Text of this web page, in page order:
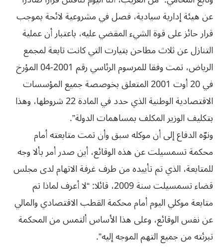
عن هيئة إدارية سيادية، فصل في مشروعية لائحة بموجب
قرار حائز على قوة الشيء المقضي عليه، باعتبار أن عملية
التنازل عن ثلاث مطاحن بتيارت التي كانت تابعة لمجمع
الرياض، تمت وفقا للمرسوم الرئاسي رقم 2001-04 المؤرخ
في 20 أوت 2001 المتعلق بخوصصة جميع المؤسسات
الاقتصادية الوطنية الذي حدد في المادة 22 شروطها، وهذا
بتكليف الوزير المكلف بمساهمات الدولة”.
ونوّه الدفاع إلى أن موكله سبق وأن تمت متابعته أمام
محكمة تسمسيلت عن هذه الوقائع، أين صدر أمر بألا وجه
للمتابعة، الذي تم تأييده من طرف غرفة الاتهام لدى مجلس
قضاء تسمسيلت سنة 2009، قائلا: “لا أعرف لماذا تم
متابعة موكلي اليوم أمام محكمة القطب الاقتصادي والمالي
عن نفس الوقائع، وعلى هذا الأساس ألتمس من المحكمة
تبرئته من جميع التهم الموجه إليه”.